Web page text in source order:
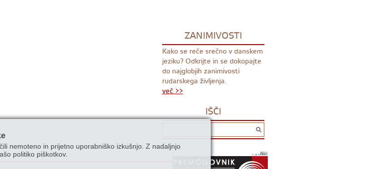
nemoteno in prijetno uporabniško izkušnjo. Z nadaljnjo
politiko piškotkov.
ZANIMIVOSTI
Kako se reče srečno v danskem
jeziku? Odkrijte in se dokopajte
do najglobjih zanimivosti
rudarskega življenja.
več >>
IŠČI